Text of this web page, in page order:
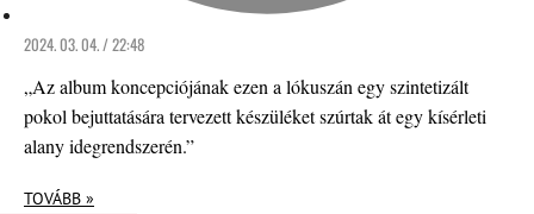
2024. 03. 04. / 22:48
„Az album koncepciójának ezen a lókuszán egy szintetizált
pokol bejuttatására tervezett készüléket szúrtak át egy kísérleti
alany idegrendszerén.”
TOVÁBB »